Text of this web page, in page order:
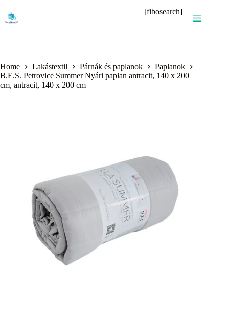
content
[fibosearch]
Home Lakástextil Párnák és paplanok
Paplanok
B.E.S. Petrovice Summer Nyári paplan antracit, 140 x 200
cm, antracit, 140 x 200 cm